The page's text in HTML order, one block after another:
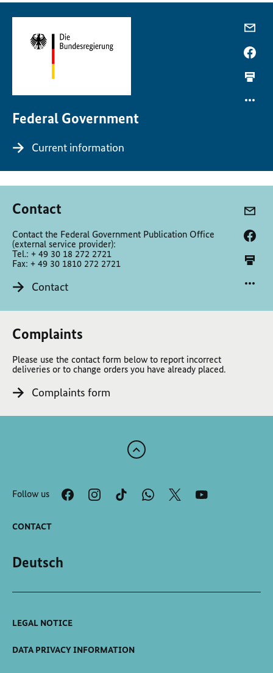
Federal Government
Current information
Contact
Contact the Federal Government Publication Office
(external service provider):
Tel.: + 49 30 18 272 2721
Fax: + 49 30 1810 272 2721
Contact
Complaints
Please use the contact form below to report incorrect
deliveries or to change orders you have already placed.
Complaints form
Scroll
the
top
Follow us
CONTACT
Deutsch
LEGAL NOTICE
DATA PRIVACY INFORMATION